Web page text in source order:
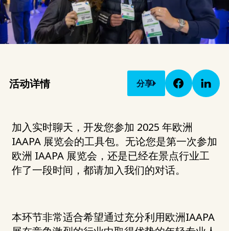
活动详情 分享
加入实时聊天，开发您参加 2025 年欧洲
IAAPA 展览会的工具包。无论您是第一次参加
欧洲 IAAPA 展览会，还是已经在景点行业工
作了一段时间，都请加入我们的对话。
本环节非常适合希望通过充分利用欧洲IAAPA